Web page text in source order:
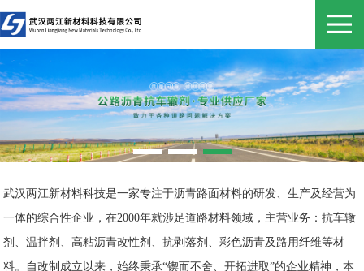
武汉两江新材料科技是一家专注于沥青路面材料的研发、生产及经营为
一体的综合性企业，在2000年就涉足道路材料领域，主营业务：抗车辙
剂、温拌剂、高粘沥青改性剂、抗剥落剂、彩色沥青及路用纤维等材
料。自改制成立以来，始终秉承“锲而不舍、开拓进取”的企业精神，本